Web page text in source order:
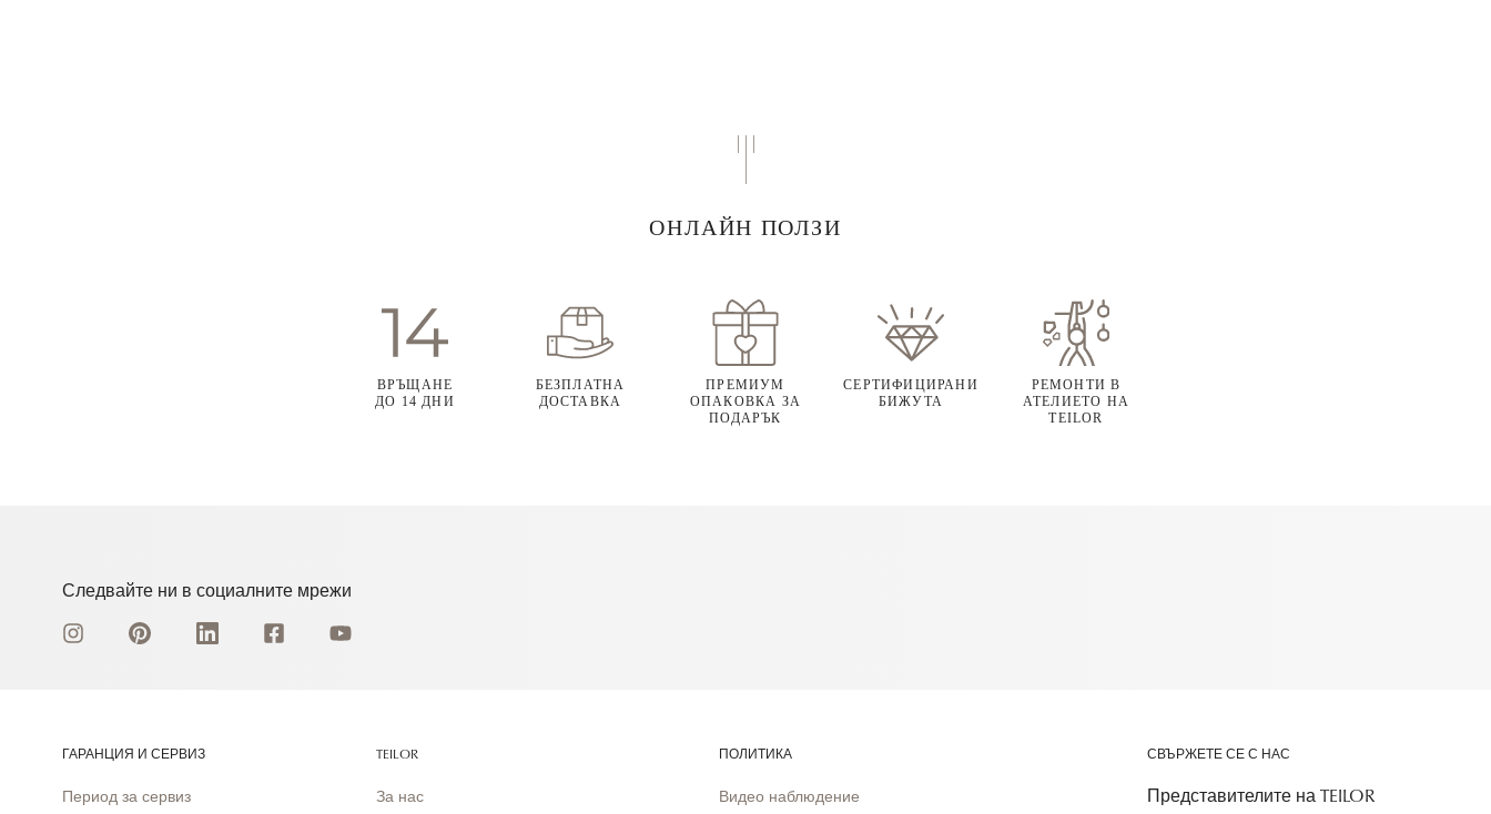
ОНЛАЙН ПОЛЗИ
ВРЪЩАНЕ
ДО 14 ДНИ
БЕЗПЛАТНА
ДОСТАВКА
ПРЕМИУМ
ОПАКОВКА ЗА
ПОДАРЪК
СЕРТИФИЦИРАНИ
БИЖУТА
РЕМОНТИ В
АТЕЛИЕТО НА
TEILOR
Следвайте ни в социалните мрежи
ГАРАНЦИЯ И СЕРВИЗ
Период за сервиз
TEILOR
За нас
ПОЛИТИКА
Видео наблюдение
СВЪРЖЕТЕ СЕ С НАС
Представителите на TEILOR